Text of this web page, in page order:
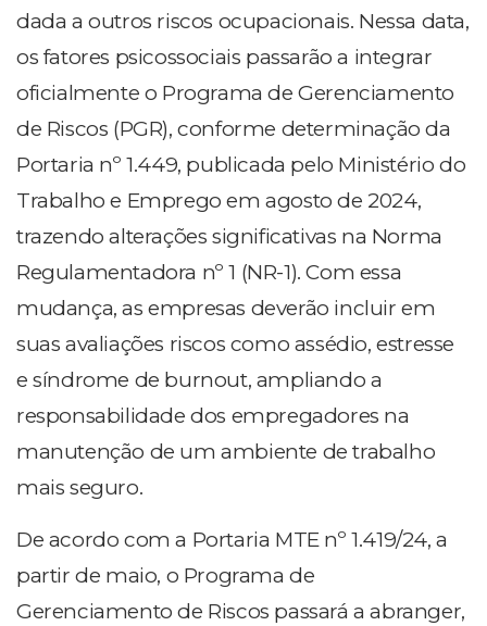
dada a outros riscos ocupacionais. Nessa data,
os fatores psicossociais passarão a integrar
oficialmente o Programa de Gerenciamento
de Riscos (PGR), conforme determinação da
Portaria nº 1.449, publicada pelo Ministério do
Trabalho e Emprego em agosto de 2024,
trazendo alterações significativas na Norma
Regulamentadora nº 1 (NR-1). Com essa
mudança, as empresas deverão incluir em
suas avaliações riscos como assédio, estresse
e síndrome de burnout, ampliando a
responsabilidade dos empregadores na
manutenção de um ambiente de trabalho
mais seguro.
De acordo com a Portaria MTE nº 1.419/24, a
partir de maio, o Programa de
Gerenciamento de Riscos passará a abranger,